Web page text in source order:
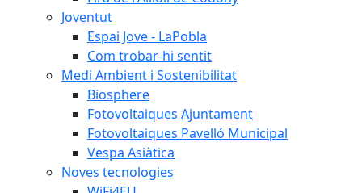
Joventut
Espai Jove - LaPobla
Com trobar-hi sentit
Medi Ambient i Sostenibilitat
Biosphere
Fotovoltaiques Ajuntament
Fotovoltaiques Pavelló Municipal
Vespa Asiàtica
Noves tecnologies